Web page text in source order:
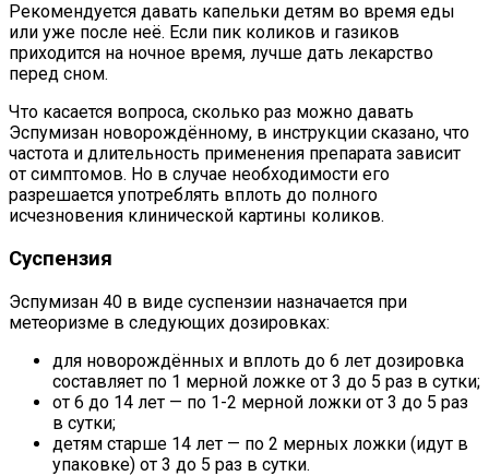
Рекомендуется давать капельки детям во время еды
или уже после неё. Если пик коликов и газиков
приходится на ночное время, лучше дать лекарство
перед сном.
Что касается вопроса, сколько раз можно давать
Эспумизан новорождённому, в инструкции сказано, что
частота и длительность применения препарата зависит
от симптомов. Но в случае необходимости его
разрешается употреблять вплоть до полного
исчезновения клинической картины коликов.
Суспензия
Эспумизан 40 в виде суспензии назначается при
метеоризме в следующих дозировках:
для новорождённых и вплоть до 6 лет дозировка
составляет по 1 мерной ложке от 3 до 5 раз в сутки;
от 6 до 14 лет — по 1-2 мерной ложки от 3 до 5 раз
в сутки;
детям старше 14 лет — по 2 мерных ложки (идут в
упаковке) от 3 до 5 раз в сутки.